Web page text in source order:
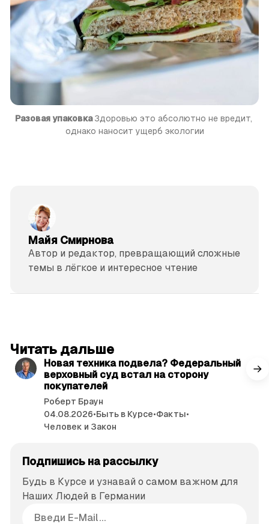
Разовая упаковка Здоровью это абсолютно не вредит,
однако наносит ущерб экологии
Майя Смирнова
Автор и редактор, превращающий сложные
темы в лёгкое и интересное чтение
Читать дальше
Новая техника подвела? Федеральный
верховный суд встал на сторону
покупателей
Роберт Браун
04.08.2026•Быть в Курсе•Факты•
Человек и Закон
Подпишись на рассылку
Будь в Курсе и узнавай о самом важном для
Наших Людей в Германии